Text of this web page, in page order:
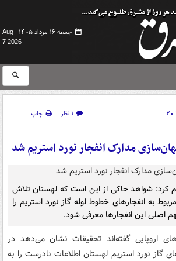
جمعه ۱۶ مرداد ۱۴۰۵ -
Aug
7 2026
۱ نظر
چاپ
مدارک انفجار نورد استریم شد
کرد: شواهد حاکی از این است که لهستان تلاش
به انفجارهای خطوط لوله گاز نورد استریم را
اصلی این انفجارها معرفی شود.
اروپایی گفته‌اند تحقیقات نشان می‌دهد در
گاز نورد استریم لهستان اطلاعات نادرست را به